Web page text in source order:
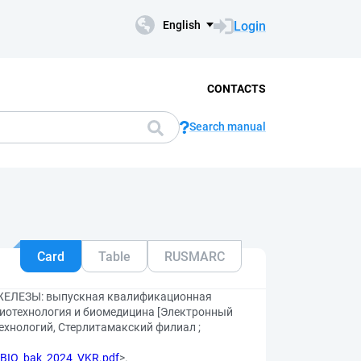
English Login
CONTACTS
Search manual
Card Table RUSMARC
выпускная квалификационная
и биомедицина [Электронный
Стерлитамакский филиал ;
>.